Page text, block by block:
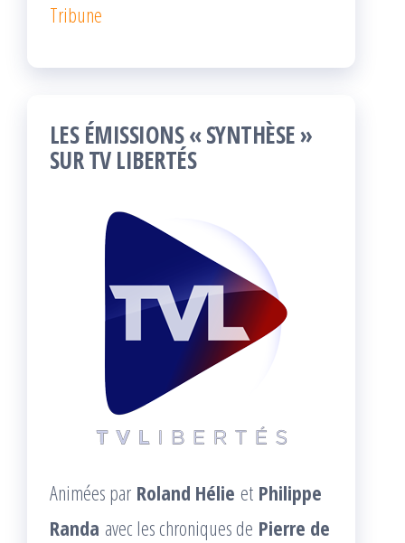
Tribune
LES ÉMISSIONS « SYNTHÈSE »
SUR TV LIBERTÉS
Animées par Roland Hélie et Philippe
Randa avec les chroniques de Pierre de